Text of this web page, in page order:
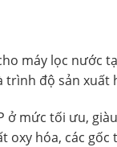
máy lọc nước
trình độ sản xuất
ở mức tối ưu,
oxy hóa, các gốc